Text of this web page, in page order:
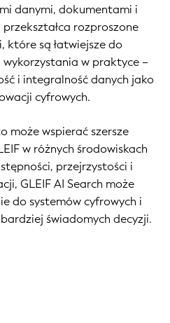
danymi, dokumentami i
rozproszone
które są łatwiejsze do
w praktyce –
i integralność danych jako
cyfrowych.
może wspierać szersze
w różnych środowiskach
przejrzystości i
GLEIF AI Search może
do systemów cyfrowych i
świadomych decyzji.